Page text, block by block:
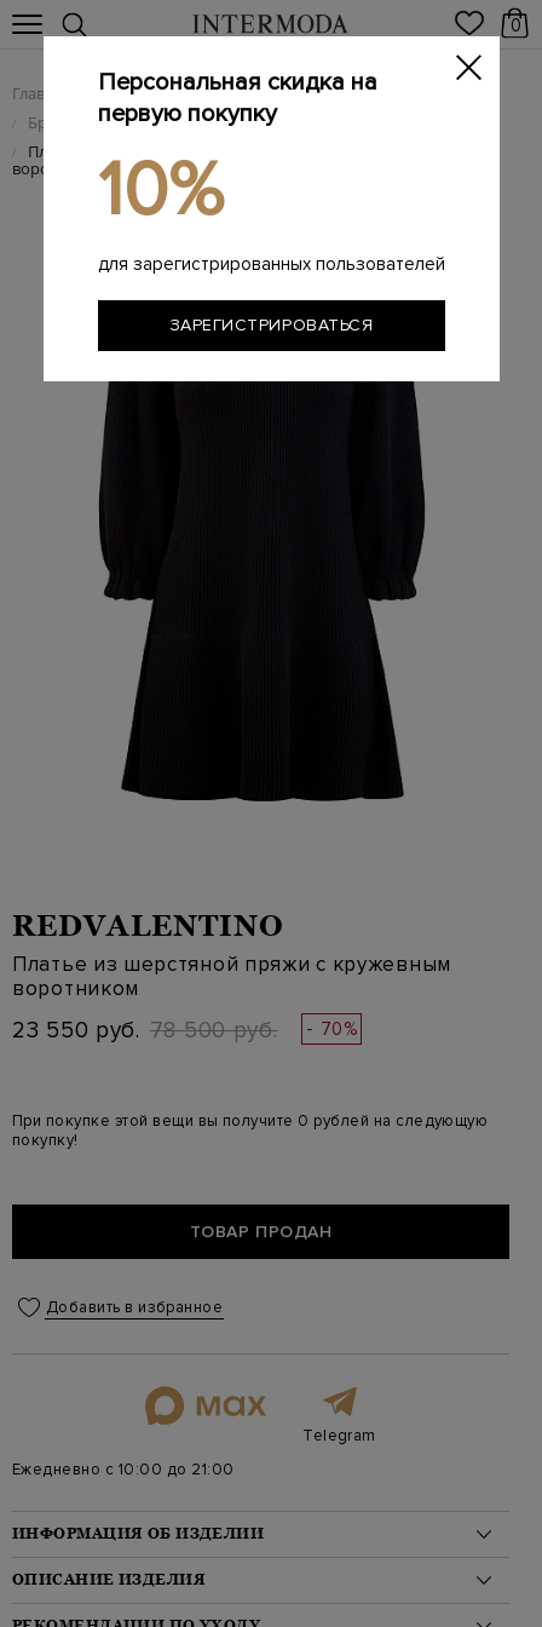
0
Главная Женщинам / Женская одежда
/ Брендовые женские платья
/ Платье из&nbsp;шерстяной пряжи с&nbsp;кружевным
воротником
REDVALENTINO
Платье из шерстяной пряжи с кружевным
воротником
23 550 руб. 78 500 руб. - 70%
При покупке этой вещи вы получите 0 рублей на следующую
покупку!
ТОВАР ПРОДАН
Добавить в избранное
Telegram
Ежедневно с 10:00 до 21:00
ИНФОРМАЦИЯ ОБ ИЗДЕЛИИ
Материал: шерсть 100%
На модели: 172/81/58/89 на модели размер XS
Стиль: Мини, Длинный рукав, Однотонные, Трикотажные
ОПИСАНИЕ ИЗДЕЛИЯ
Персональная скидка на
первую покупку
10%
для зарегистрированных пользователей
ЗАРЕГИСТРИРОВАТЬСЯ